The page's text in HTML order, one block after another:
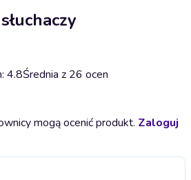
4.8Średnia z 26 ocen
mogą ocenić produkt. Zaloguj